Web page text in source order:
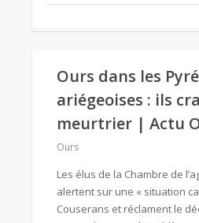
Ours dans les
ariégeoises : ils
meurtrier | Actu
Ours
Les élus de la Chambre de
alertent sur une « situation
Couserans et réclament le